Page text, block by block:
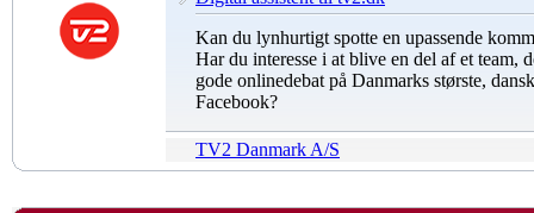
Kan du lynhurtigt spotte en upassende
Har du interesse i at blive en del af et team,
gode onlinedebat på Danmarks største,
Facebook?
TV2 Danmark A/S